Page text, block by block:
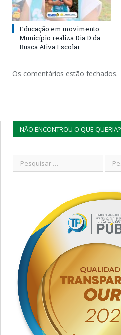
Educação em movimento:
Município realiza Dia D da
Busca Ativa Escolar
Os comentários estão fechados.
NÃO ENCONTROU O QUE QUERIA?